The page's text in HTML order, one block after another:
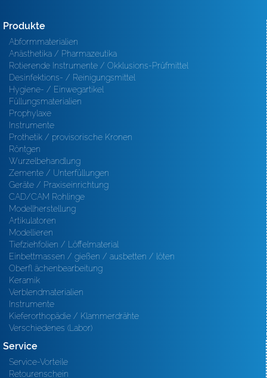
Produkte
Abformmaterialien
Anästhetika / Pharmazeutika
Rotierende Instrumente / Okklusions-Prüfmittel
Desinfektions- / Reinigungsmittel
Hygiene- / Einwegartikel
Füllungsmaterialien
Prophylaxe
Instrumente
Prothetik / provisorische Kronen
Röntgen
Wurzelbehandlung
Zemente / Unterfüllungen
Geräte / Praxiseinrichtung
CAD/CAM Rohlinge
Modellherstellung
Artikulatoren
Modellieren
Tiefziehfolien / Löffelmaterial
Einbettmassen / gießen / ausbetten / löten
Oberfl ächenbearbeitung
Keramik
Verblendmaterialien
Instrumente
Kieferorthopädie / Klammerdrähte
Verschiedenes (Labor)
Service
Service-Vorteile
Retourenschein